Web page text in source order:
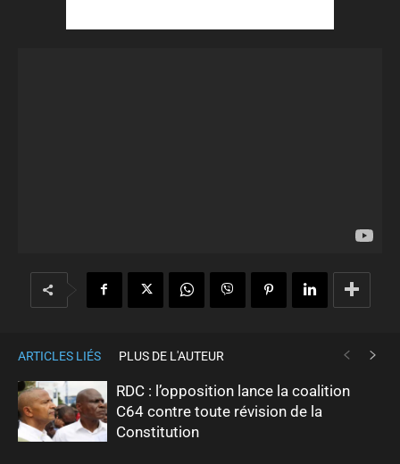
ARTICLES LIÉS PLUS DE L'AUTEUR
RDC : l’opposition lance la coalition
C64 contre toute révision de la
Constitution